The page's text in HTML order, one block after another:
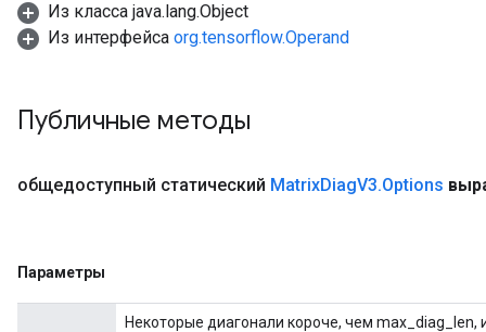
Из класса java.lang.Object
Из интерфейса org.tensorflow.Operand
Публичные методы
общедоступный статический MatrixDiagV3.Options
Параметры
Некоторые диагонали короче, чем max_diag_len,